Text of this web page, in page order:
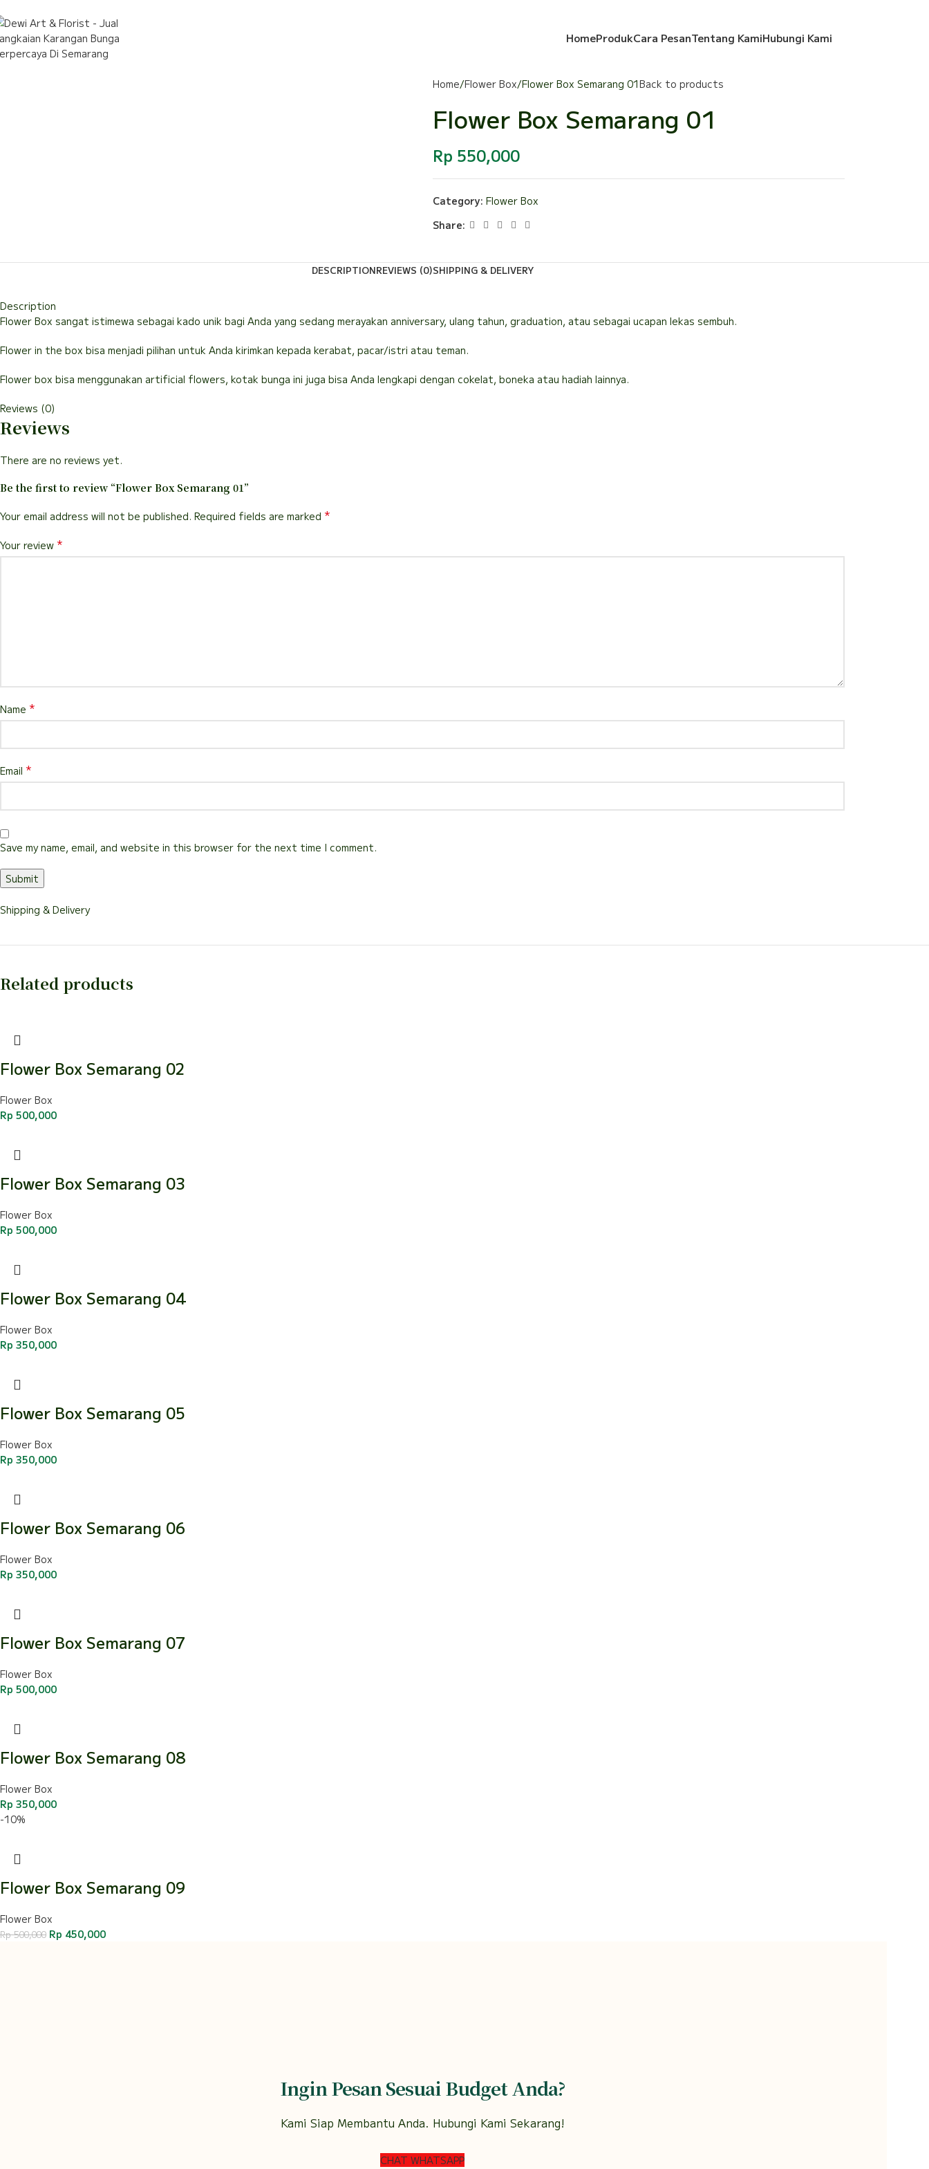
HomeProdukCara PesanTentang KamiHubungi Kami
Home Flower Box Flower Box Semarang 01Back to products
Flower Box Semarang 01
Rp 550,000
Category: Flower Box
Share:
DESCRIPTIONREVIEWS (0)SHIPPING & DELIVERY
Description
Flower Box sangat istimewa sebagai kado unik bagi Anda yang sedang merayakan anniversary, ulang tahun, graduation, atau sebagai ucapan lekas sembuh.
Flower in the box bisa menjadi pilihan untuk Anda kirimkan kepada kerabat, pacar/istri atau teman.
Flower box bisa menggunakan artificial flowers, kotak bunga ini juga bisa Anda lengkapi dengan cokelat, boneka atau hadiah lainnya.
Reviews (0)
Reviews
There are no reviews yet.
Be the first to review “Flower Box Semarang 01”
Your email address will not be published. Required fields are marked *
Your review *
Name *
Email *
Save my name, email, and website in this browser for the next time I comment.
Shipping & Delivery
Related products
Flower Box Semarang 02
Flower Box
Rp 500,000
Flower Box Semarang 03
Flower Box
Rp 500,000
Flower Box Semarang 04
Flower Box
Rp 350,000
Flower Box Semarang 05
Flower Box
Rp 350,000
Flower Box Semarang 06
Flower Box
Rp 350,000
Flower Box Semarang 07
Flower Box
Rp 500,000
Flower Box Semarang 08
Flower Box
Rp 350,000
-10%
Flower Box Semarang 09
Flower Box
Rp500,000 Rp 450,000
Ingin Pesan Sesuai Budget Anda?
Kami Siap Membantu Anda. Hubungi Kami Sekarang!
CHAT WHATSAPP